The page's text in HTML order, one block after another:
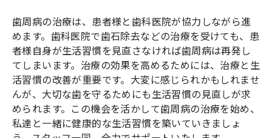
歯周病の治療は、患者様と歯科医院が協力しながら進
めます。歯科医院で歯石除去などの治療を受けても、患
者様自身が生活習慣を見直さなければ歯周病は再発し
てしまいます。治療の効果を高めるためには、治療と生
活習慣の改善が重要です。大変に感じられかもしれませ
んが、大切な歯を守るためにも生活習慣の見直しが求
められます。この機会を活かして歯周病の治療を始め、
私達と一緒に健康的な生活習慣を築いていきましょ